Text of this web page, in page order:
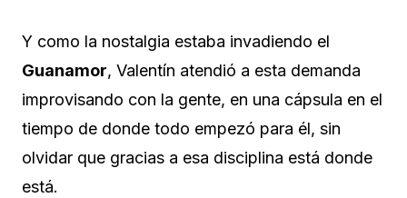
Y como la nostalgia estaba invadiendo el
Guanamor, Valentín atendió a esta demanda
improvisando con la gente, en una cápsula en el
tiempo de donde todo empezó para él, sin
olvidar que gracias a esa disciplina está donde
está.